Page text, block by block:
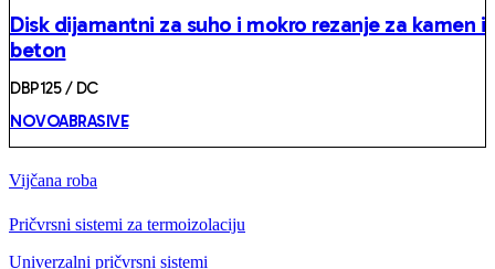
Disk dijamantni za suho i mokro rezanje za kamen i
beton
DBP125 / DC
NOVOABRASIVE
Vijčana roba
Pričvrsni sistemi za termoizolaciju
Univerzalni pričvrsni sistemi